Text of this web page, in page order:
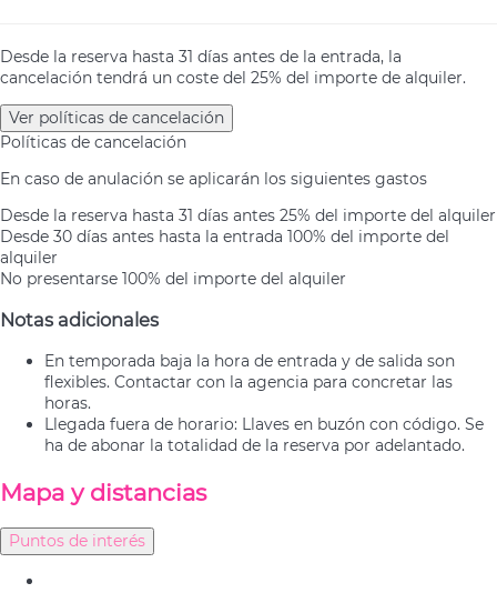
Desde la reserva hasta 31 días antes de la entrada, la
cancelación tendrá un coste del 25% del importe de alquiler.
Ver políticas de cancelación
Políticas de cancelación
En caso de anulación se aplicarán los siguientes gastos
Desde la reserva hasta 31 días antes 25% del importe del alquiler
Desde 30 días antes hasta la entrada 100% del importe del
alquiler
No presentarse 100% del importe del alquiler
Notas adicionales
En temporada baja la hora de entrada y de salida son
flexibles. Contactar con la agencia para concretar las
horas.
Llegada fuera de horario: Llaves en buzón con código. Se
ha de abonar la totalidad de la reserva por adelantado.
Mapa y distancias
Puntos de interés